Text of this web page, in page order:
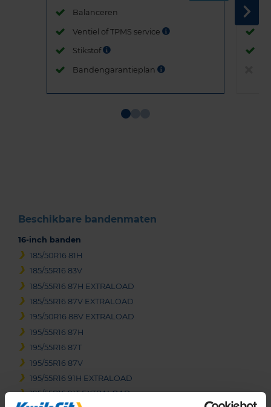
Balanceren
Ventiel of TPMS service
Stikstof
Bandengarantieplan
Beschikbare bandenmaten
16-inch banden
185/50R16 81H
185/55R16 83V
185/55R16 87H EXTRALOAD
185/55R16 87V EXTRALOAD
195/50R16 88V EXTRALOAD
195/55R16 87H
195/55R16 87T
195/55R16 87V
195/55R16 91H EXTRALOAD
195/55R16 91T EXTRALOAD